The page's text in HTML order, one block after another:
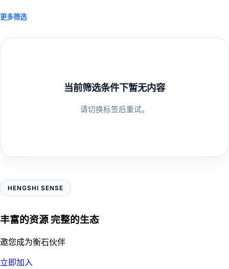
更多筛选
当前筛选条件下暂无内容
请切换标签后重试。
HENGSHI SENSE
丰富的资源 完整的生态
邀您成为衡石伙伴
立即加入